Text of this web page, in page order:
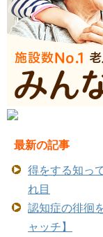
最新の記事
得をする知っ
れ目
認知症の徘徊
ャッチ】